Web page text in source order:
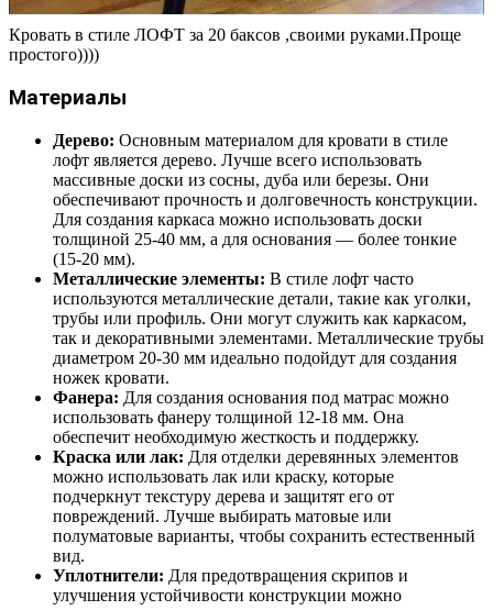
Кровать в стиле ЛОФТ за 20 баксов ,своими руками.Проще
простого))))
Материалы
Дерево: Основным материалом для кровати в стиле
лофт является дерево. Лучше всего использовать
массивные доски из сосны, дуба или березы. Они
обеспечивают прочность и долговечность конструкции.
Для создания каркаса можно использовать доски
толщиной 25-40 мм, а для основания — более тонкие
(15-20 мм).
Металлические элементы: В стиле лофт часто
используются металлические детали, такие как уголки,
трубы или профиль. Они могут служить как каркасом,
так и декоративными элементами. Металлические трубы
диаметром 20-30 мм идеально подойдут для создания
ножек кровати.
Фанера: Для создания основания под матрас можно
использовать фанеру толщиной 12-18 мм. Она
обеспечит необходимую жесткость и поддержку.
Краска или лак: Для отделки деревянных элементов
можно использовать лак или краску, которые
подчеркнут текстуру дерева и защитят его от
повреждений. Лучше выбирать матовые или
полуматовые варианты, чтобы сохранить естественный
вид.
Уплотнители: Для предотвращения скрипов и
улучшения устойчивости конструкции можно